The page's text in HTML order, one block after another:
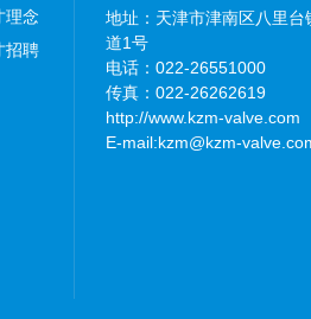
理念
招聘
地址：天津市津南区八里
道1号
电话：022-26551000
传真：022-26262619
http://www.kzm-valve.com
E-mail:kzm@kzm-